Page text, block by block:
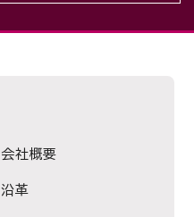
会社概要
沿革